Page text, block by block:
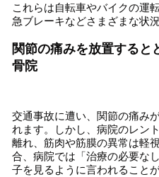
これらは自転車やバイクの運
急ブレーキなどさまざまな状
関節の痛みを放置すると
骨院
交通事故に遭い、関節の痛み
れます。しかし、病院のレン
離れ、筋肉や筋膜の異常は軽
合、病院では「治療の必要な
子を見るように言われること